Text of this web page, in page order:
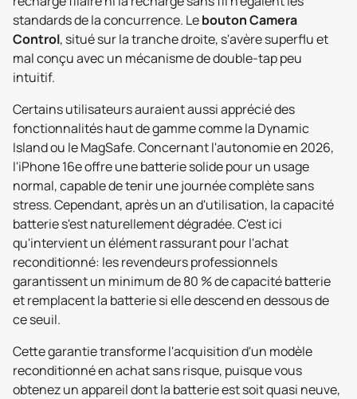
standards de la concurrence. Lebouton Camera
Control, situé sur la tranche droite, s'avère superflu et
mal conçu avec un mécanisme de double-tap peu
intuitif.
Certains utilisateurs auraient aussi apprécié des
fonctionnalités haut de gamme comme la Dynamic
Island ou le MagSafe. Concernant l'autonomie en 2026,
l'iPhone 16e offre une batterie solide pour un usage
normal, capable de tenir une journée complète sans
stress. Cependant, après un an d'utilisation, la capacité
batterie s'est naturellement dégradée. C'est ici
qu'intervient un élément rassurant pour l'achat
reconditionné: les revendeurs professionnels
garantissent un minimum de 80 % de capacité batterie
et remplacent la batterie si elle descend en dessous de
ce seuil.
Cette garantie transforme l'acquisition d'un modèle
reconditionné en achat sans risque, puisque vous
obtenez un appareil dont la batterie est soit quasi neuve,